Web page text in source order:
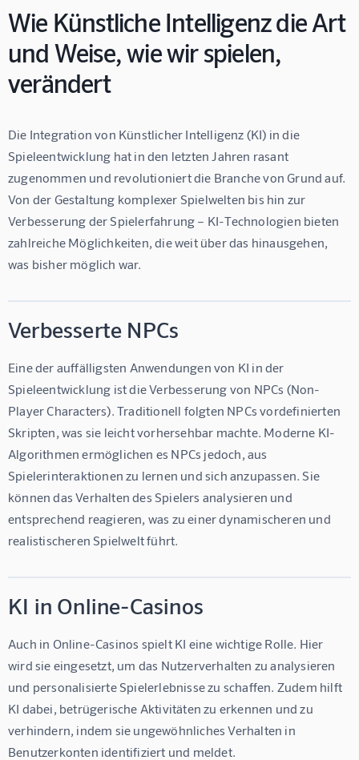
Wie Künstliche Intelligenz die Art
und Weise, wie wir spielen,
verändert
Die Integration von Künstlicher Intelligenz (KI) in die
Spieleentwicklung hat in den letzten Jahren rasant
zugenommen und revolutioniert die Branche von Grund auf.
Von der Gestaltung komplexer Spielwelten bis hin zur
Verbesserung der Spielerfahrung – KI-Technologien bieten
zahlreiche Möglichkeiten, die weit über das hinausgehen,
was bisher möglich war.
Verbesserte NPCs
Eine der auffälligsten Anwendungen von KI in der
Spieleentwicklung ist die Verbesserung von NPCs (Non-
Player Characters). Traditionell folgten NPCs vordefinierten
Skripten, was sie leicht vorhersehbar machte. Moderne KI-
Algorithmen ermöglichen es NPCs jedoch, aus
Spielerinteraktionen zu lernen und sich anzupassen. Sie
können das Verhalten des Spielers analysieren und
entsprechend reagieren, was zu einer dynamischeren und
realistischeren Spielwelt führt.
KI in Online-Casinos
Auch in Online-Casinos spielt KI eine wichtige Rolle. Hier
wird sie eingesetzt, um das Nutzerverhalten zu analysieren
und personalisierte Spielerlebnisse zu schaffen. Zudem hilft
KI dabei, betrügerische Aktivitäten zu erkennen und zu
verhindern, indem sie ungewöhnliches Verhalten in
Benutzerkonten identifiziert und meldet.